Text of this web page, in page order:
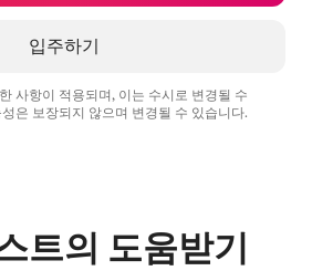
입주하기
사항이 적용되며, 이는 수시로 변경될 수
은 보장되지 않으며 변경될 수 있습니다.
트의 도움받기